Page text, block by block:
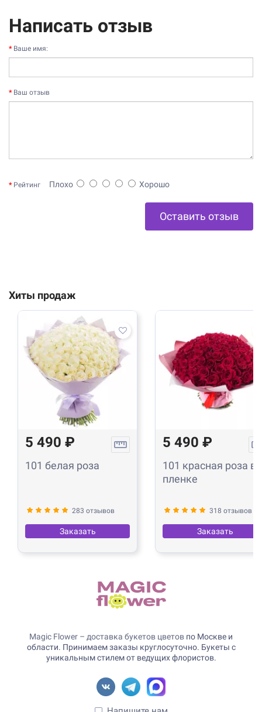
Написать отзыв
Ваше имя:
Ваш отзыв
Рейтинг Плохо Хорошо
Оставить отзыв
Хиты продаж
5 490 ₽
101 белая роза
283 отзывов
Заказать
5 490 ₽
101 красная роза в
пленке
318 отзывов
Заказать
Magic Flower – доставка букетов цветов по Москве и
области. Принимаем заказы круглосуточно. Букеты с
уникальным стилем от ведущих флористов.